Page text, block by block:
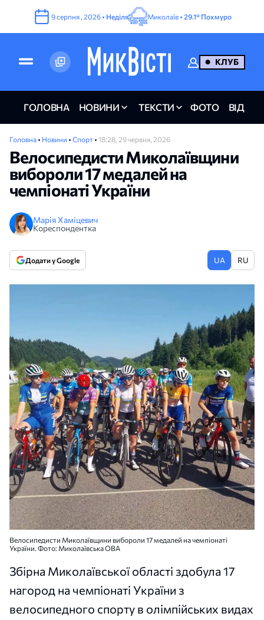
9серпня , 2026 • Неділя Миколаїв • 29.1° Похмуро
КЛУБ
ГОЛОВНА НОВИНИ ТЕКСТИ ФОТО ВІДЕО
Головна • Новини • Спорт • 18:28, 29 червня, 2026
Велосипедисти Миколаївщини
вибороли 17 медалей на
чемпіонаті України
Марія Хаміцевич
Кореспондентка
Додати у Google UA RU
Велосипедисти Миколаївщини вибороли 17 медалей на чемпіонаті
України. Фото: Миколаївська ОВА
Збірна Миколаївської області здобула 17
нагород на чемпіонаті України з
велосипедного спорту в олімпійських видах